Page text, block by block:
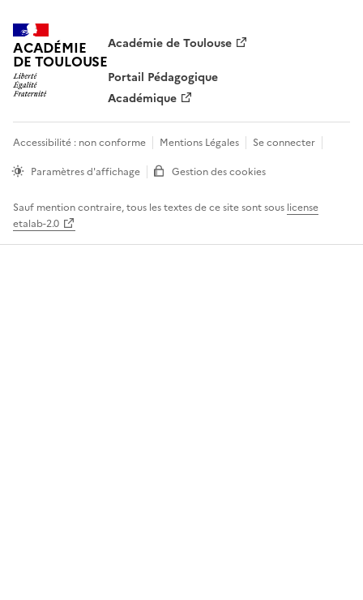
ACADÉMIE
DE TOULOUSE
Académie de Toulouse
Portail Pédagogique
Académique
Accessibilité : non conforme Mentions Légales
Se connecter
Paramètres d'affichage
Gestion des cookies
Sauf mention contraire, tous les textes de ce site sont sous license
etalab-2.0